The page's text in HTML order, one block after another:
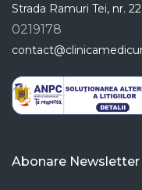
Strada Ramuri Tei, nr.
0219178
Abonare Newsletter